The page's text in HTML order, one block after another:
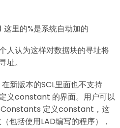
里的%是系统自动加的
人认为这样对数据块的寻址将
址。
新版本的SCL里面也不支持
义constant 的界面。用户可以
定义constant，这
包括使用LAD编写的程序），